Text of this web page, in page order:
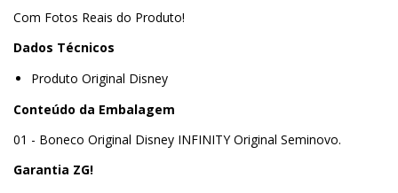
Com Fotos Reais do Produto!
Dados Técnicos
Produto Original Disney
Conteúdo da Embalagem
01 - Boneco Original Disney INFINITY Original Seminovo.
Garantia ZG!